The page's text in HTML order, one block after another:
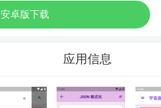
安卓版下载
应用信息